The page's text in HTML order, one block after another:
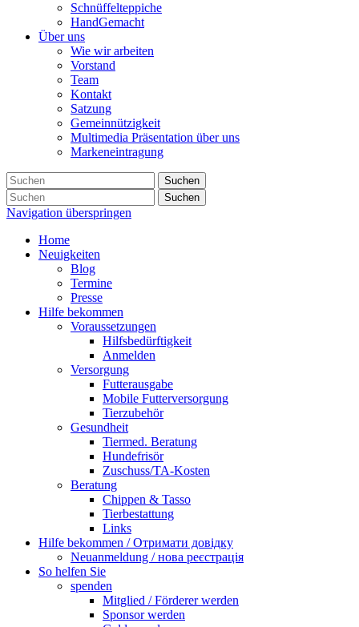
Schnüffelteppiche
HandGemacht
Über uns
Wie wir arbeiten
Vorstand
Team
Kontakt
Satzung
Gemeinnützigkeit
Multimedia Präsentation über uns
Markeneintragung
Suchen
Suchen
Navigation überspringen
Home
Neuigkeiten
Blog
Termine
Presse
Hilfe bekommen
Voraussetzungen
Hilfsbedürftigkeit
Anmelden
Versorgung
Futterausgabe
Mobile Futterversorgung
Tierzubehör
Gesundheit
Tiermed. Beratung
Hundefrisör
Zuschuss/TA-Kosten
Beratung
Chippen & Tasso
Tierbestattung
Links
Hilfe bekommen / Отримати довідку
Neuanmeldung / нова реєстрація
So helfen Sie
spenden
Mitglied / Förderer werden
Sponsor werden